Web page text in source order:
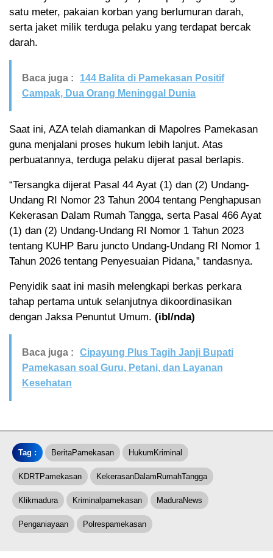
satu meter, pakaian korban yang berlumuran darah,
serta jaket milik terduga pelaku yang terdapat bercak
darah.
Baca juga :
144 Balita di Pamekasan Positif
Campak, Dua Orang Meninggal Dunia
Saat ini, AZA telah diamankan di Mapolres Pamekasan
guna menjalani proses hukum lebih lanjut. Atas
perbuatannya, terduga pelaku dijerat pasal berlapis.
“Tersangka dijerat Pasal 44 Ayat (1) dan (2) Undang-
Undang RI Nomor 23 Tahun 2004 tentang Penghapusan
Kekerasan Dalam Rumah Tangga, serta Pasal 466 Ayat
(1) dan (2) Undang-Undang RI Nomor 1 Tahun 2023
tentang KUHP Baru juncto Undang-Undang RI Nomor 1
Tahun 2026 tentang Penyesuaian Pidana,” tandasnya.
Penyidik saat ini masih melengkapi berkas perkara
tahap pertama untuk selanjutnya dikoordinasikan
dengan Jaksa Penuntut Umum. (ibl/nda)
Baca juga :
Cipayung Plus Tagih Janji Bupati
Pamekasan soal Guru, Petani, dan Layanan
Kesehatan
Tag : BeritaPamekasan HukumKriminal
KDRTPamekasan KekerasanDalamRumahTangga
Klikmadura Kriminalpamekasan MaduraNews
Penganiayaan Polrespamekasan